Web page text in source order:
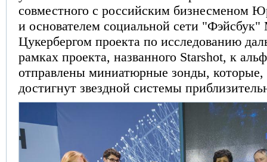
совместного с российским бизнесменом
и основателем социальной сети
Цукербергом проекта по исследованию
рамках проекта, названного Starshot, к
отправлены миниатюрные зонды, которые,
достигнут звездной системы